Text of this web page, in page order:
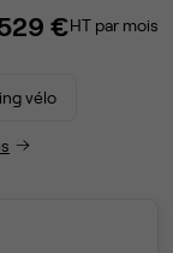
€HT par mois
vélo